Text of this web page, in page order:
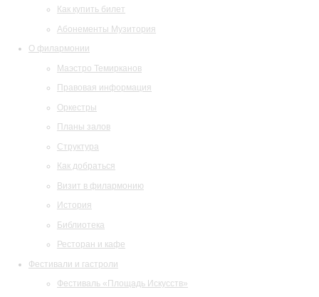
Как купить билет
Абонементы Музитория
О филармонии
Маэстро Темирканов
Правовая информация
Оркестры
Планы залов
Структура
Как добраться
Визит в филармонию
История
Библиотека
Ресторан и кафе
Фестивали и гастроли
Фестиваль «Площадь Искусств»